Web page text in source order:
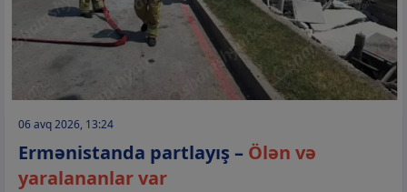
06 avq 2026, 13:24
Ermənistanda partlayış – Ölən və
yaralananlar var